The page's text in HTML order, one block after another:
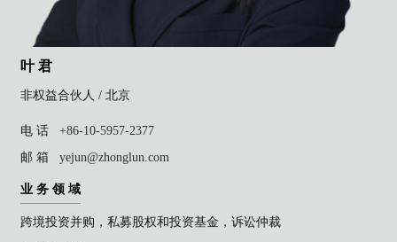
叶 君
非权益合伙人 /北京
电 话
+86-10-5957-2377
邮 箱
yejun@zhonglun.com
业 务 领 域
跨境投资并购，私募股权和投资基金，诉讼仲裁